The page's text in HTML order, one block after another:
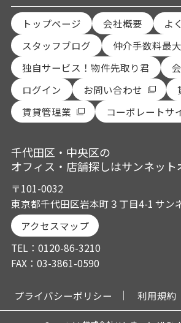
トップページ 会社概要
よ
スタッフブログ
仲介手数料最
独自サービス！物件先取り君
ログイン
お問い合わせ
賃貸管理業
コーポレートサ
千代田区・中央区の
オフィス・店舗探しはサンネット
〒101-0032
東京都千代田区岩本町３丁目4-1 サン
アクセスマップ
TEL：0120-86-3210
FAX：03-3861-0590
プライバシーポリシー 利用規約